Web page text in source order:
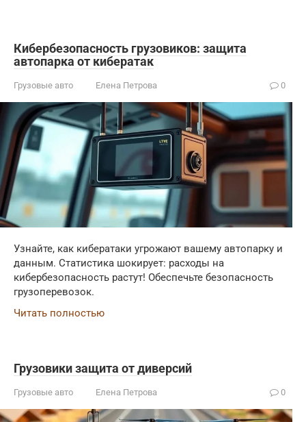
Кибербезопасность грузовиков: защита
автопарка от кибератак
Грузовые авто Елена Петрова 0
Узнайте, как кибератаки угрожают вашему автопарку и
данным. Статистика шокирует: расходы на
кибербезопасность растут! Обеспечьте безопасность
грузоперевозок.
Читать полностью
Грузовики защита от диверсий
Грузовые авто Елена Петрова 0